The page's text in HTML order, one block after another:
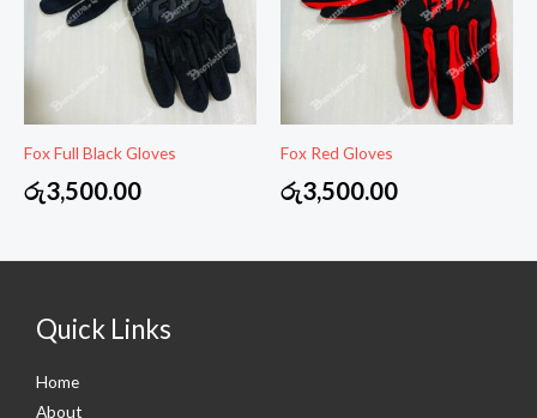
Fox Full Black Gloves
රු3,500.00
Fox Red Gloves
රු3,500.00
Quick Links
Home
About